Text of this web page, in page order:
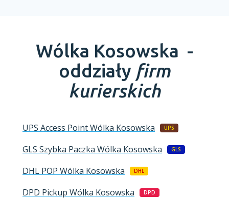
Wólka Kosowska -
oddziały firm
kurierskich
UPS Access PointWólka Kosowska UPS
GLS Szybka Paczka Wólka Kosowska GLS
DHL POP Wólka Kosowska DHL
DPD Pickup Wólka Kosowska DPD